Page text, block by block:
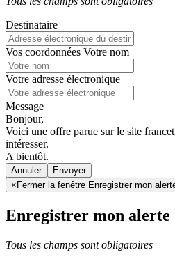
Destinataire
Vos coordonnées Votre nom
Votre adresse électronique
Message
Bonjour,
Voici une offre parue sur le site
intéresser.
A bientôt.
Annuler
× Fermer la fenêtre Enregistrer mon
Enregistrer mon alerte
Tous les champs sont obligatoires